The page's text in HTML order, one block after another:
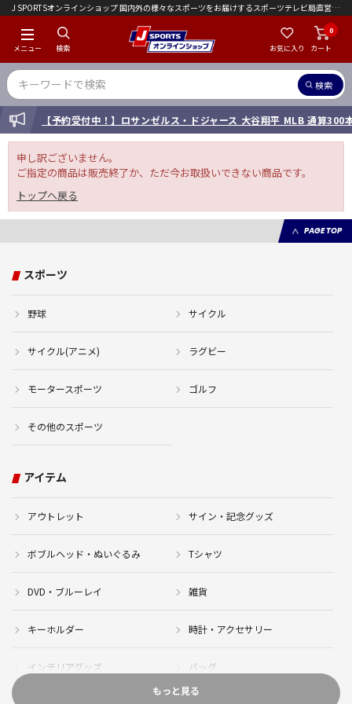
J SPORTSオンラインショップ 国内外の様々なスポーツをお届けするスポーツテレビ局直営店｜会員限定初回ご注文送料無料キャンペーン実施中！
メニュー 検索 お気に入り カート
0
検索
INFORMATION【予約受付中！】ロサンゼルス・ドジャース 大谷翔平 MLB 通算300
申し訳ございません。
ご指定の商品は販売終了か、ただ今お取扱いできない商品です。
トップへ戻る
PAGE TOP
スポーツ
野球 サイクル
サイクル(アニメ) ラグビー
モータースポーツ ゴルフ
その他のスポーツ
アイテム
アウトレット サイン・記念グッズ
ボブルヘッド・ぬいぐるみ Tシャツ
DVD・ブルーレイ 雑貨
キーホルダー 時計・アクセサリー
インテリアグッズ バッグ
もっと見る